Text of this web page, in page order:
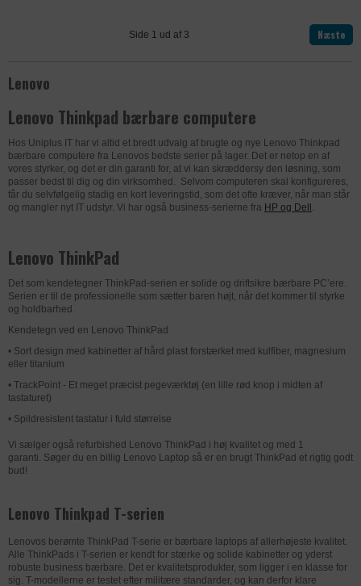
Side 1 ud af 3 Næste
Lenovo
Lenovo Thinkpad bærbare computere
Hos Uniplus IT har vi altid et bredt udvalg af brugte og nye Lenovo Thinkpad
bærbare computere fra Lenovos bedste serier på lager. Det er netop en af
vores styrker, og det er din garanti for, at vi kan skræddersy den løsning, som
passer bedst til dig og din virksomhed. Selvom computeren skal konfigureres,
får du selvfølgelig stadig en kort leveringstid, som det ofte kræver, når man står
og mangler nyt IT udstyr. Vi har også business-serierne fra HP og Dell .
Lenovo ThinkPad
Det som kendetegner ThinkPad-serien er solide og driftsikre bærbare PC’ere.
Serien er til de professionelle som sætter baren højt, når det kommer til styrke
og holdbarhed.
Kendetegn ved en Lenovo ThinkPad
• Sort design med kabinetter af hård plast forstærket med kulfiber, magnesium
eller titanium
• TrackPoint - Et meget præcist pegeværktøj (en lille rød knop i midten af
tastaturet)
• Spildresistent tastatur i fuld størrelse
Vi sælger også refurbished Lenovo ThinkPad i høj kvalitet og med 1
garanti. Søger du en billig Lenovo Laptop så er en brugt ThinkPad et rigtig godt
bud!
Lenovo Thinkpad T-serien
Lenovos berømte ThinkPad T-serie er bærbare laptops af allerhøjeste kvalitet.
Alle ThinkPads i T-serien er kendt for stærke og solide kabinetter og yderst
robuste business bærbare. Det er kvalitetsprodukter, som ligger i en klasse for
sig. T-modellerne er testet efter militære standarder, og kan derfor klare